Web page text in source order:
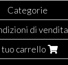
Categorie
di vendita
tuo carrello